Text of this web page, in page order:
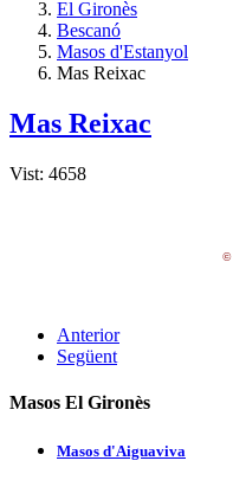
El Gironès
Bescanó
Masos d'Estanyol
Mas Reixac
Mas Reixac
Vist: 4658
©
Anterior
Següent
Masos El Gironès
Masos d'Aiguaviva